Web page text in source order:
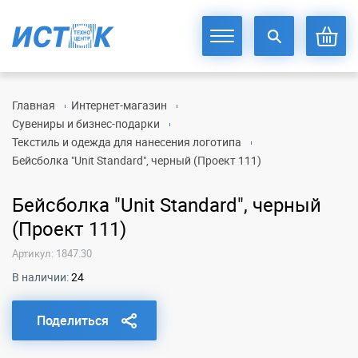
Главная
Интернет-магазин
Сувениры и бизнес-подарки
Текстиль и одежда для нанесения логотипа
Бейсболка "Unit Standard", черный (Проект 111)
Бейсболка "Unit Standard", черный
(Проект 111)
Артикул: 1847.30
В наличии:24
Поделиться